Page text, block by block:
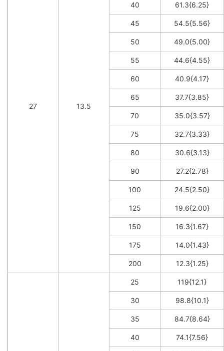
27 13.5
40 61.3{6.25}
45 54.5{5.56}
50 49.0{5.00}
55 44.6{4.55}
60 40.9{4.17}
65 37.7{3.85}
70 35.0{3.57}
75 32.7{3.33}
80 30.6{3.13}
90 27.2{2.78}
100 24.5{2.50}
125 19.6{2.00}
150 16.3{1.67}
175 14.0{1.43}
200 12.3{1.25}
25 119{12.1}
30 98.8{10.1}
35 84.7{8.64}
40 74.1{7.56}